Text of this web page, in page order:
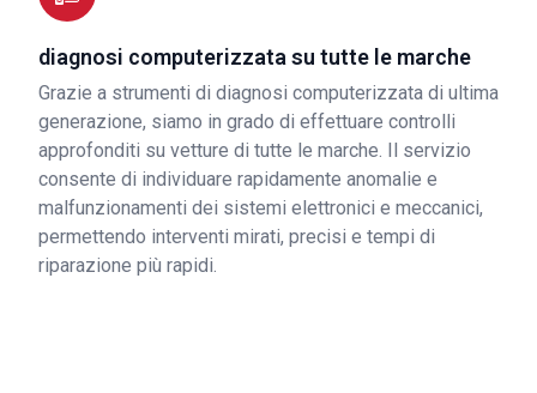
diagnosi computerizzata su tutte le marche
Grazie a strumenti di diagnosi computerizzata di ultima
generazione, siamo in grado di effettuare controlli
approfonditi su vetture di tutte le marche. Il servizio
consente di individuare rapidamente anomalie e
malfunzionamenti dei sistemi elettronici e meccanici,
permettendo interventi mirati, precisi e tempi di
riparazione più rapidi.